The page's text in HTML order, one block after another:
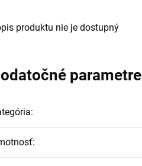
produktu nie je dostupný
parametre
:
: